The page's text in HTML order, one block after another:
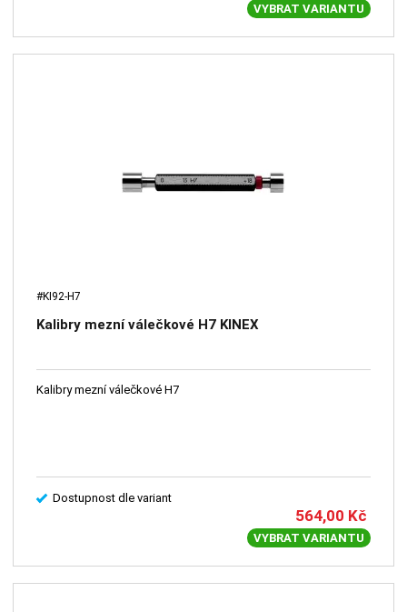
VYBRAT VARIANTU
#KI92-H7
Kalibry mezní válečkové H7 KINEX
Kalibry mezní válečkové H7
Dostupnost dle variant
564,00 Kč
VYBRAT VARIANTU